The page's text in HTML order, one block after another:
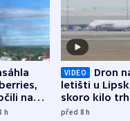
na
h
VIDEO
Dron
letišti u
skoro kilo
indicie
před 8h